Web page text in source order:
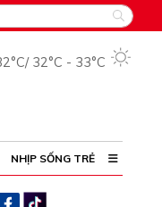
/ 32°C - 33°C
NHỊP SỐNG TRẺ